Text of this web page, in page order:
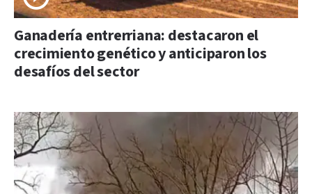
Ganadería entrerriana: destacaron el
crecimiento genético y anticiparon los
desafíos del sector